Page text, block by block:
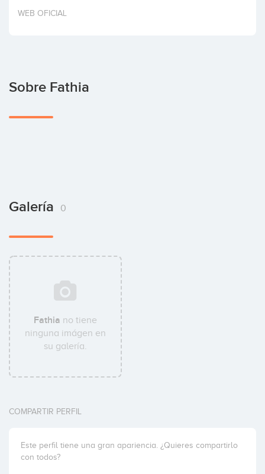
Invertir
WEB OFICIAL
Sobre Fathia
Galería 0
Fathia no tiene
ninguna imágen en
su galería.
COMPARTIR PERFIL
Este perfil tiene una gran apariencia. ¿Quieres compartirlo
con todos?